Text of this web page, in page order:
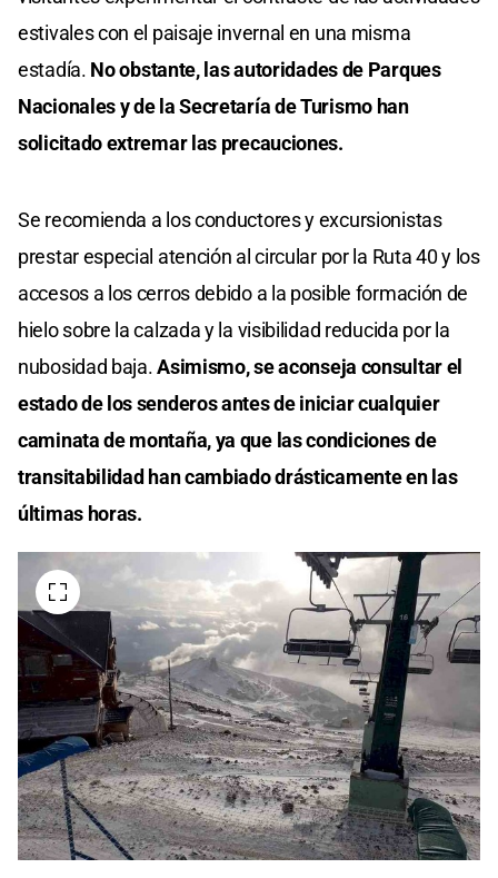
estivales con el paisaje invernal en una misma
estadía. No obstante, las autoridades de Parques
Nacionales y de la Secretaría de Turismo han
solicitado extremar las precauciones.
Se recomienda a los conductores y excursionistas
prestar especial atención al circular por la Ruta 40 y los
accesos a los cerros debido a la posible formación de
hielo sobre la calzada y la visibilidad reducida por la
nubosidad baja.Asimismo, se aconseja consultar el
estado de los senderos antes de iniciar cualquier
caminata de montaña, ya que las condiciones de
transitabilidad han cambiado drásticamente en las
últimas horas.